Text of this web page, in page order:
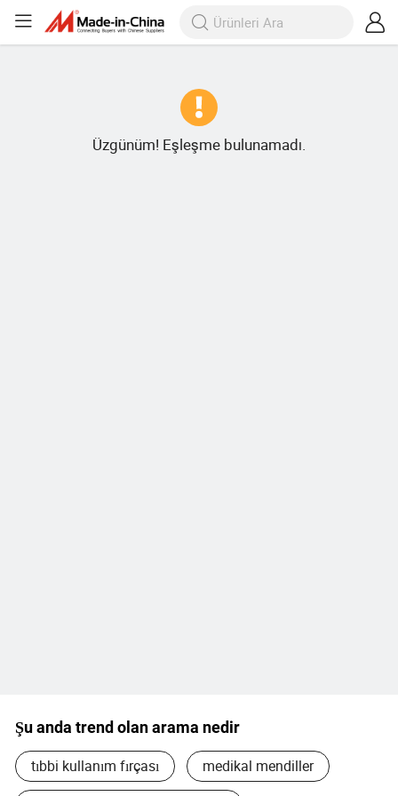
Üzgünüm! Eşleşme bulunamadı.
Şu anda trend olan arama nedir
tıbbi kullanım fırçası medikal mendiller